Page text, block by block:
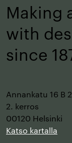
Making
with
since
Annankatu 16 B
2. kerros
00120 Helsinki
Katso kartalla